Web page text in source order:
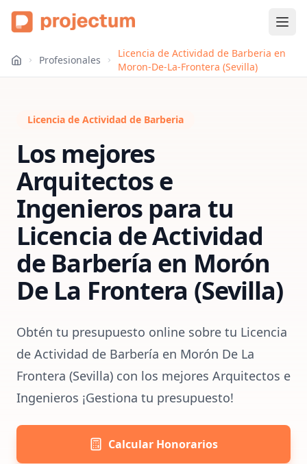
Profesionales
Licencia de Actividad de Barberia en
Moron-De-La-Frontera (Sevilla)
Licencia de Actividad de Barberia
Los mejores
Arquitectos e
Ingenieros para tu
Licencia de Actividad
de Barbería en Morón
De La Frontera (Sevilla)
Obtén tu presupuesto online sobre tu Licencia
de Actividad de Barbería en Morón De La
Frontera (Sevilla) con los mejores Arquitectos e
Ingenieros ¡Gestiona tu presupuesto!
Calcular Honorarios